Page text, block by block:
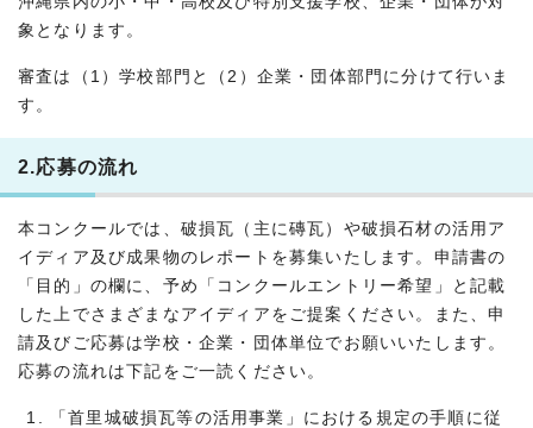
象となります。
審査は（1）学校部門と（2）企業・団体部門に分けて行いま
す。
2.応募の流れ
本コンクールでは、破損瓦（主に磚瓦）や破損石材の活用ア
イディア及び成果物のレポートを募集いたします。申請書の
「目的」の欄に、予め「コンクールエントリー希望」と記載
した上でさまざまなアイディアをご提案ください。また、申
請及びご応募は学校・企業・団体単位でお願いいたします。
応募の流れは下記をご一読ください。
「首里城破損瓦等の活用事業」における規定の手順に従